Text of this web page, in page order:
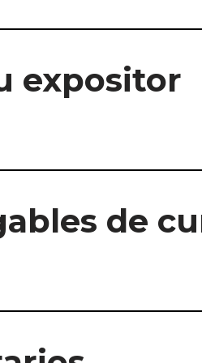
expositor
de